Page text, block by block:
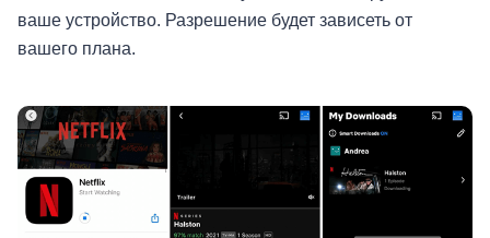
ваше устройство. Разрешение будет зависеть от
вашего плана.